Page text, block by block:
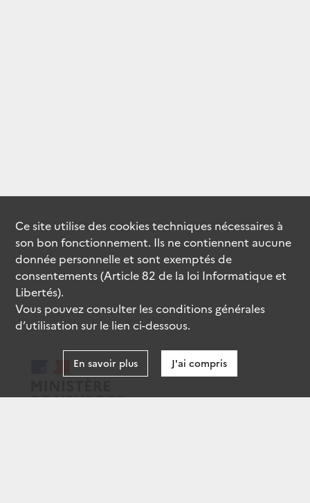
Ce site utilise descookiestechniques nécessaires à
son bon fonctionnement. Ils ne contiennent aucune
donnée personnelle et sont exemptés de
consentements (Article 82 de la loi Informatique et
Libertés).
Vous pouvez consulter les conditions générales
d’utilisation sur le lien ci-dessous.
En savoir plus J'ai compris